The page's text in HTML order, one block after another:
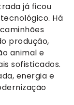
já ficou
Há
produção,
animal e
sofisticados.
energia e